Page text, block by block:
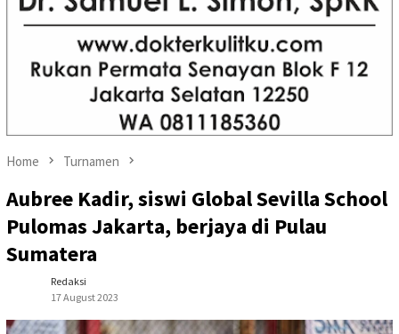
Home Turnamen
Aubree Kadir, siswi Global Sevilla School
Pulomas Jakarta, berjaya di Pulau
Sumatera
Redaksi
17 August 2023